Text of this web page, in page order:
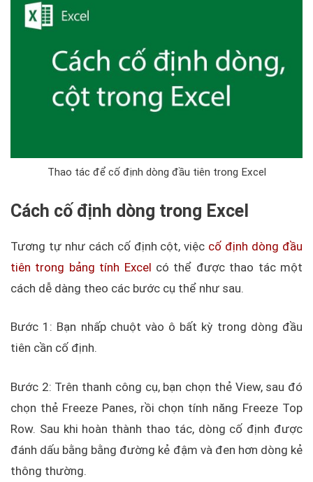
Thao tác để cố định dòng đầu tiên trong Excel
Cách cố định dòng trong Excel
Tương tự như cách cố định cột, việc cố định dòng đầu
tiên trong bảng tính Excel có thể được thao tác một
cách dễ dàng theo các bước cụ thể như sau.
Bước 1: Bạn nhấp chuột vào ô bất kỳ trong dòng đầu
tiên cần cố định.
Bước 2: Trên thanh công cụ, bạn chọn thẻ View, sau đó
chọn thẻ Freeze Panes, rồi chọn tính năng Freeze Top
Row. Sau khi hoàn thành thao tác, dòng cố định được
đánh dấu bằng bằng đường kẻ đậm và đen hơn dòng kẻ
thông thường.